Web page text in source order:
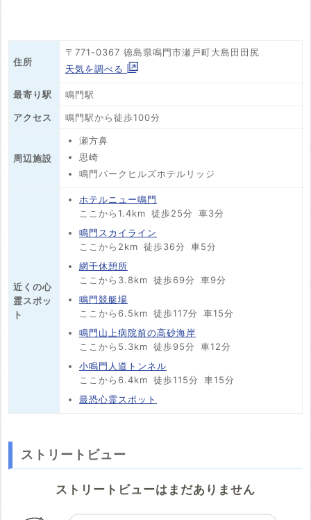
住所
〒771-0367 徳島県鳴門市瀬戸町大島田田尻
天気を調べる
最寄り駅 鳴門駅
アクセス 鳴門駅から徒歩100分
周辺施設
瀬方鼻
思崎
鳴門パークヒルズホテルリッジ
近くの心
霊スポッ
ト
ホテルニュー鳴門
ここから1.4km 徒歩25分
車3分
鳴門スカイライン
ここから2km 徒歩36分
車5分
網干休憩所
ここから3.8km 徒歩69分
車9分
鳴門競艇場
ここから6.5km 徒歩117分
車15分
鳴門山上病院前の高砂海岸
ここから5.3km 徒歩95分
車12分
小鳴門人道トンネル
ここから6.4km 徒歩115分
車15分
最恐心霊スポット
ストリートビュー
ストリートビューはまだありません